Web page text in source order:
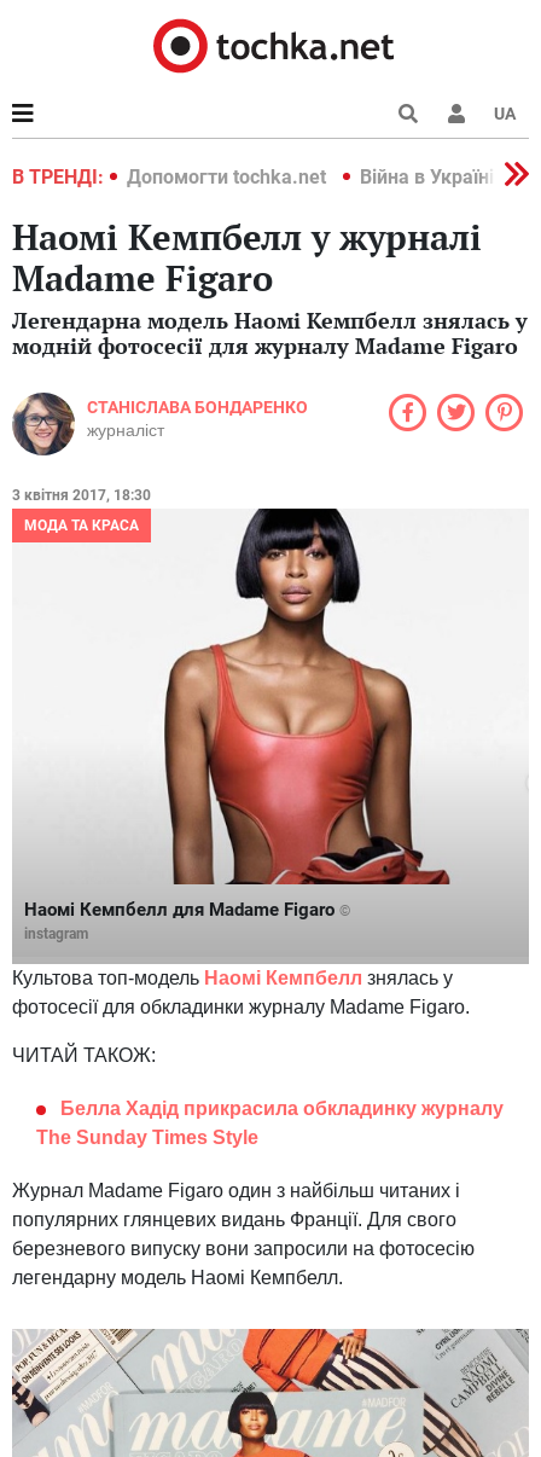
UA
В ТРЕНДІ:
2022 Допомогти tochka.net Війна в Україні 2022
Наомі Кемпбелл у журналі
Madame Figaro
Легендарна модель Наомі Кемпбелл знялась у
модній фотосесії для журналу Madame Figaro
СТАНІСЛАВА БОНДАРЕНКО
журналіст
3 квітня 2017, 18:30
МОДА ТА КРАСА
Наомі Кемпбелл для Madame Figaro ©
instagram
Культова топ-модель Наомі Кемпбелл знялась у
фотосесії для обкладинки журналу Madame Figaro.
ЧИТАЙ ТАКОЖ:
Белла Хадід прикрасила обкладинку журналу
The Sunday Times Style
Журнал Madame Figaro один з найбільш читаних і
популярних глянцевих видань Франції. Для свого
березневого випуску вони запросили на фотосесію
легендарну модель Наомі Кемпбелл.